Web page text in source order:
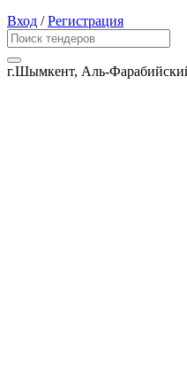
Вход /Регистрация
г.Шымкент, Аль-